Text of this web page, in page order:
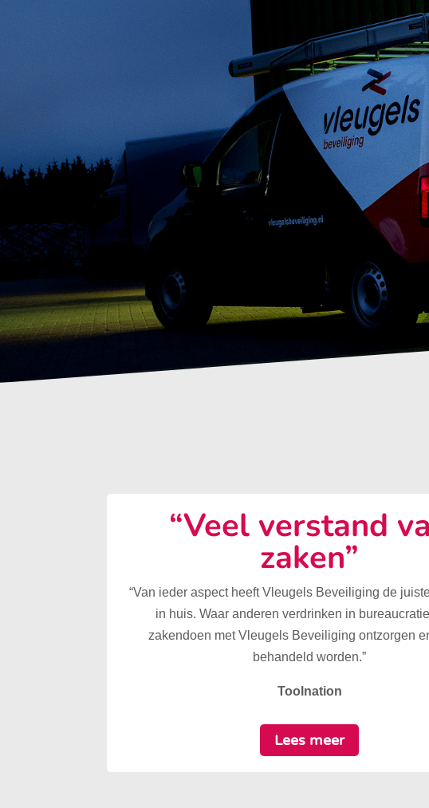
“Veel verstand
zaken”
“Van ieder aspect heeft Vleugels Beveiliging de
in huis. Waar anderen verdrinken in
zakendoen met Vleugels Beveiliging ontzorgen
behandeld worden.”
Toolnation
Lees meer